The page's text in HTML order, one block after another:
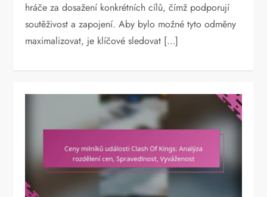
hráče za dosažení konkrétních cílů, čímž podporují
soutěživost a zapojení. Aby bylo možné tyto odměny
maximalizovat, je klíčové sledovat […]